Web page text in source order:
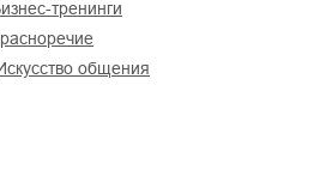
бизнес-тренинги
красноречие
искусство общения